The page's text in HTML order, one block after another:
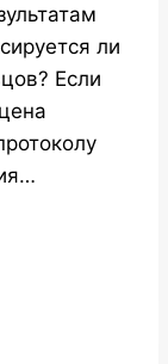
ли
Если